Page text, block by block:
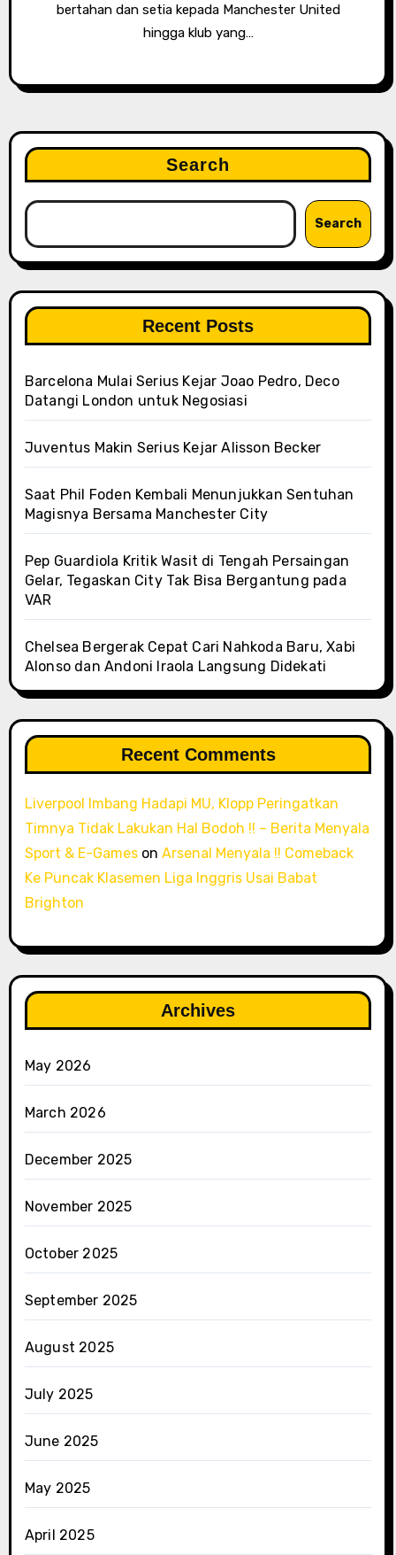
bertahan dan setia kepada Manchester United
hingga klub yang…
Search
Search
Recent Posts
Barcelona Mulai Serius Kejar Joao Pedro, Deco
Datangi London untuk Negosiasi
Juventus Makin Serius Kejar Alisson Becker
Saat Phil Foden Kembali Menunjukkan Sentuhan
Magisnya Bersama Manchester City
Pep Guardiola Kritik Wasit di Tengah Persaingan
Gelar, Tegaskan City Tak Bisa Bergantung pada
VAR
Chelsea Bergerak Cepat Cari Nahkoda Baru, Xabi
Alonso dan Andoni Iraola Langsung Didekati
Recent Comments
Liverpool Imbang Hadapi MU, Klopp Peringatkan
Timnya Tidak Lakukan Hal Bodoh !! – Berita Menyala
Sport & E-Gameson Arsenal Menyala !! Comeback
Ke Puncak Klasemen Liga Inggris Usai Babat
Brighton
Archives
May 2026
March 2026
December 2025
November 2025
October 2025
September 2025
August 2025
July 2025
June 2025
May 2025
April 2025